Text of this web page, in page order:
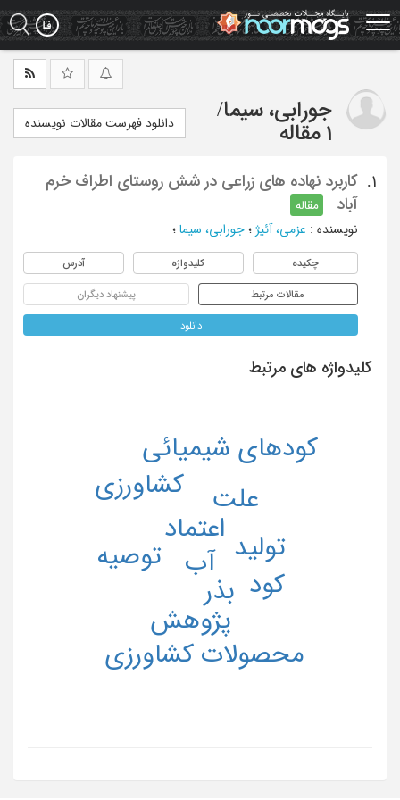
Skip
to
main
جورابی، سیما/
1 مقاله
دانلود فهرست مقالات نویسنده
1.
کاربرد نهاده های زراعی در شش روستای اطراف خرم
آباد
مقاله
نویسنده : عزمی، آئیژ ؛ جورابی، سیما ؛
چکیده کلیدواژه آدرس
مقالات مرتبط پیشنهاد دیگران
دانلود
کلیدواژه های مرتبط
آب
اعتماد
بذر
پژوهش
توصیه تولید
علت
محصولات کشاورزی
کشاورزی
کود
کودهای شیمیائی